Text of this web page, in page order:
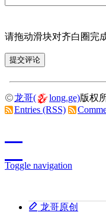
请拖动滑块对齐白圈完
龙哥( long.ge)版权
Entries (RSS)
Toggle navigation
龙哥原创